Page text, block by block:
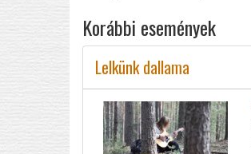
Korábbi események
Lelkünk dallama